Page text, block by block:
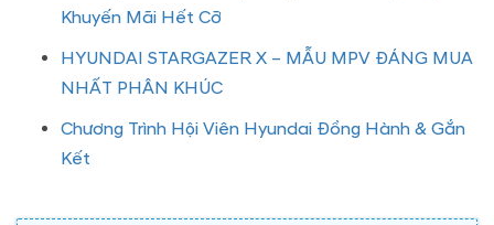
Khuyến Mãi Hết Cỡ
HYUNDAI STARGAZER X – MẪU MPV ĐÁNG MUA
NHẤT PHÂN KHÚC
Chương Trình Hội Viên Hyundai Đồng Hành & Gắn
Kết